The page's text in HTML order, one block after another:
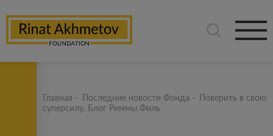
Главная - Последние новости Фонда - Поверить в свою
суперсилу. Блог Риммы Филь